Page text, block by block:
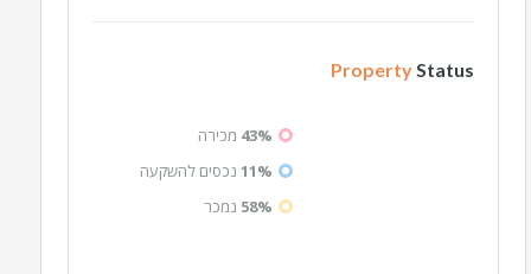
PropertyStatus
43% מכירה
11% נכסים להשקעה
58% נמכר